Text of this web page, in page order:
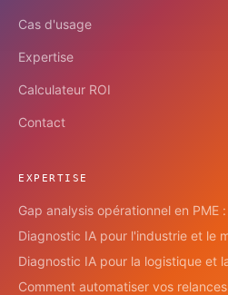
Cas d'usage
Expertise
Calculateur ROI
Contact
EXPERTISE
Gap analysis opérationnel en PME
chiffres
Diagnostic IA pour l'industrie et le
qualité, maintenance
Diagnostic IA pour la logistique et
transport, livraison
Comment automatiser vos